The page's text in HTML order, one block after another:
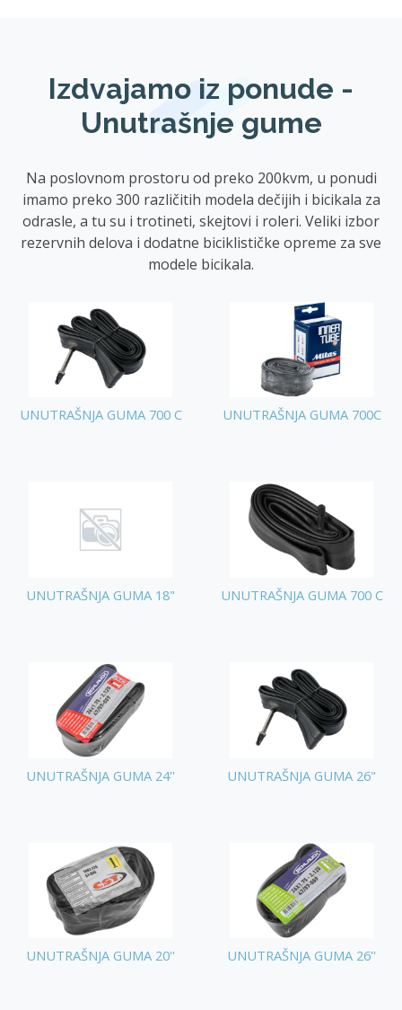
Izdvajamo iz ponude -
Unutrašnje gume
Na poslovnom prostoru od preko 200kvm, u ponudi
imamo preko 300 različitih modela dečijih i bicikala za
odrasle, a tu su i trotineti, skejtovi i roleri. Veliki izbor
rezervnih delova i dodatne biciklističke opreme za sve
modele bicikala.
UNUTRAŠNJA GUMA 700 C UNUTRAŠNJA GUMA 700C
UNUTRAŠNJA GUMA 18" UNUTRAŠNJA GUMA 700 C
UNUTRAŠNJA GUMA 24'' UNUTRAŠNJA GUMA 26"
UNUTRAŠNJA GUMA 20'' UNUTRAŠNJA GUMA 26''